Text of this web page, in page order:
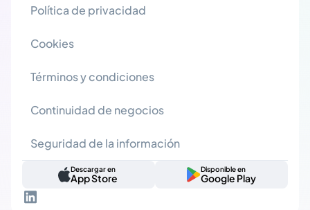
Política de privacidad
Cookies
Términos y condiciones
Continuidad de negocios
Seguridad de la información
Descargar en
App Store
Disponible en
Google Play